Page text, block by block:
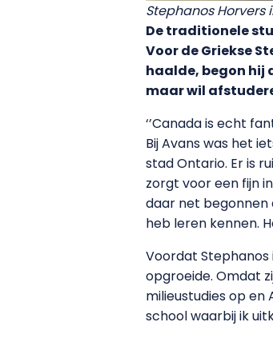
Stephanos
De traditionele
Voor de Griekse
haalde, begon hij
maar wil
‘’Canada is echt
Bij Avans was het
stad Ontario. Er is
zorgt voor een fijn
daar net begonnen
heb leren kennen.
Voordat Stephanos
opgroeide. Omdat
milieustudies op en
school waarbij ik